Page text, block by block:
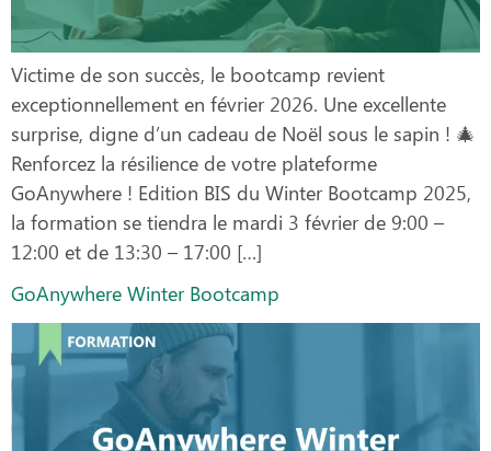
Victime de son succès, le bootcamp revient
exceptionnellement en février 2026. Une excellente
surprise, digne d’un cadeau de Noël sous le sapin ! 🎄
Renforcez la résilience de votre plateforme
GoAnywhere ! Edition BIS du Winter Bootcamp 2025,
la formation se tiendra le mardi 3 février de 9:00 –
12:00 et de 13:30 – 17:00 […]
GoAnywhere Winter Bootcamp